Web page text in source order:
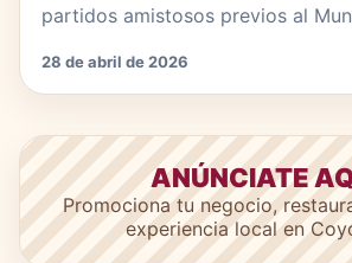
partidos amistosos previos al
28 de abril de 2026
ANÚNCIATE
Promociona tu negocio,
experiencia local en